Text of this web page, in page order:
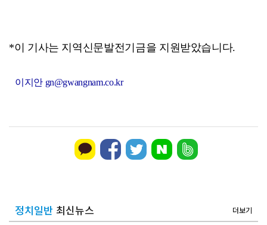
*이 기사는 지역신문발전기금을 지원받았습니다.
이지안 gn@gwangnam.co.kr
정치일반 최신뉴스 더보기